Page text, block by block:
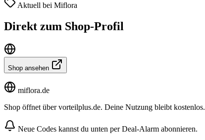
Aktuell bei Miflora
Direkt zum Shop-Profil
Shop ansehen
miflora.de
Shop öffnet über vorteilplus.de. Deine Nutzung bleibt kostenlos.
Neue Codes kannst du unten per Deal-Alarm abonnieren.